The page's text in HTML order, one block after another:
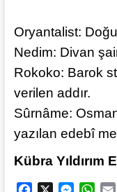
Oryantalist:
Nedim: Divan
Rokoko: Barok
verilen addır.
Sûrnâme:
yazılan edebî
Kübra Yıldırım